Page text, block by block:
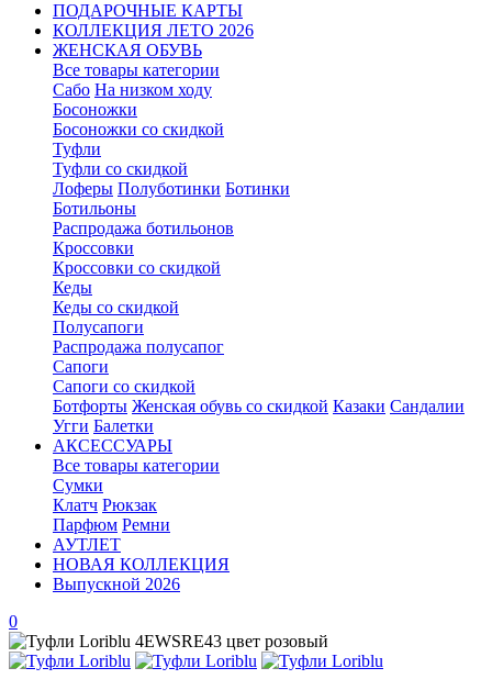
ПОДАРОЧНЫЕ КАРТЫ
КОЛЛЕКЦИЯ ЛЕТО 2026
ЖЕНСКАЯ ОБУВЬ
Все товары категории
Сабо На низком ходу
Босоножки
Босоножки со скидкой
Туфли
Туфли со скидкой
Лоферы Полуботинки Ботинки
Ботильоны
Распродажа ботильонов
Кроссовки
Кроссовки со скидкой
Кеды
Кеды со скидкой
Полусапоги
Распродажа полусапог
Сапоги
Сапоги со скидкой
Ботфорты Женская обувь со скидкой Казаки Сандалии
Угги Балетки
АКСЕССУАРЫ
Все товары категории
Сумки
Клатч Рюкзак
Парфюм Ремни
АУТЛЕТ
НОВАЯ КОЛЛЕКЦИЯ
Выпускной 2026
0